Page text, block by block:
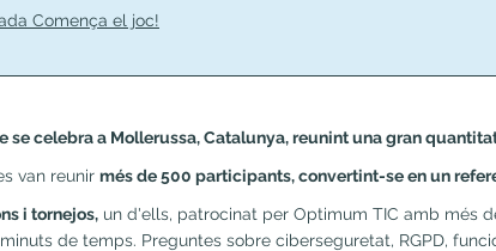
Comença el joc!
se celebra a Mollerussa, Catalunya, reunint una gran
van reunir més de 500 participants, convertint-se en un
i tornejos, un d'ells, patrocinat per Optimum TIC amb més
de temps. Preguntes sobre ciberseguretat, RGPD,